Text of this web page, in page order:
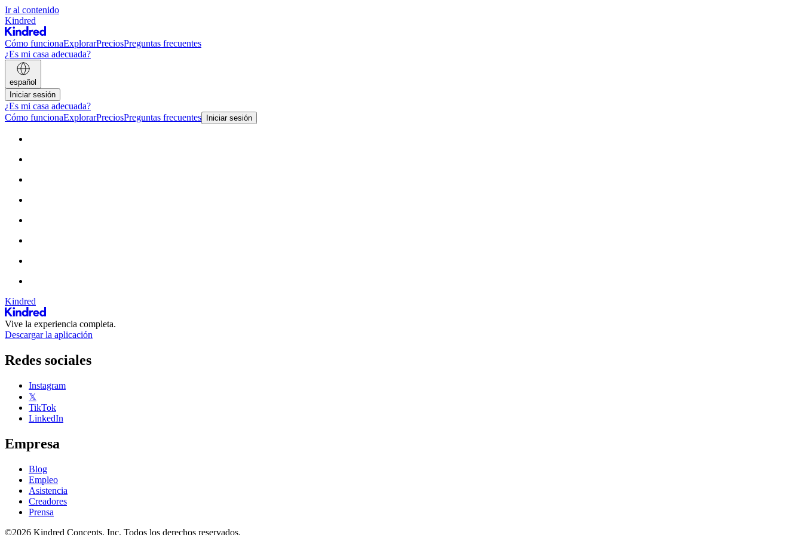
Ir al contenido
Kindred
Cómo funcionaExplorarPreciosPreguntas frecuentes
¿Es mi casa adecuada?
español
Iniciar sesión
¿Es mi casa adecuada?
Cómo funcionaExplorarPreciosPreguntas frecuentes Iniciar sesión
Kindred
Vive la experiencia completa.
Descargar la aplicación
Redes sociales
Instagram
𝕏
TikTok
LinkedIn
Empresa
Blog
Empleo
Asistencia
Creadores
Prensa
©2026 Kindred Concepts, Inc. Todos los derechos reservados.